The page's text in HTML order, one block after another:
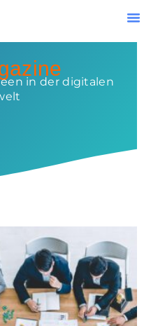
in der digitalen